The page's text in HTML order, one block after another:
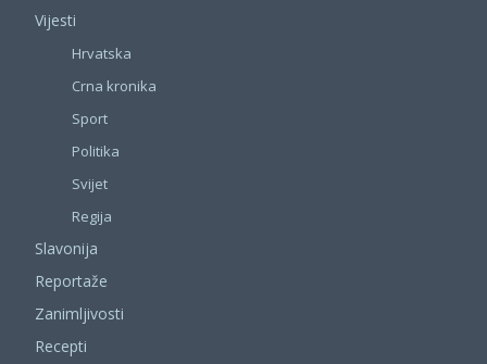
Vijesti
Hrvatska
Crna kronika
Sport
Politika
Svijet
Regija
Slavonija
Reportaže
Zanimljivosti
Recepti